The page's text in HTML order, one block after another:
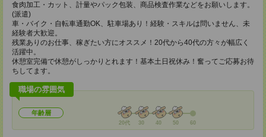
食肉加工・カット、計量やパック包装、商品検査作業などをお願いします。
(派遣)
車・バイク・自転車通勤OK、駐車場あり！経験・スキルは問いません、未
経験者大歓迎。
残業ありのお仕事、稼ぎたい方にオススメ！20代から40代の方々が幅広く
活躍中。
休憩室完備で休憩がしっかりとれます！基本土日祝休み！奮ってご応募お待
ちしてます。
職場の雰囲気
年齢層
20代 30 40 50 60